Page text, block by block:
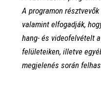
A programon
valamint elfogadják,
hang- és videofelvételt
felületeiken, illetve
megjelenés során